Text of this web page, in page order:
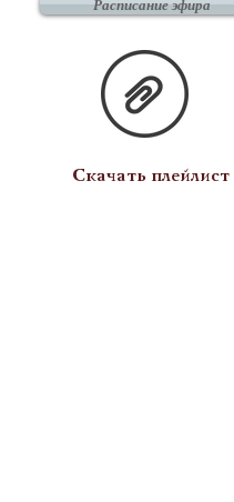
Расписание эфира
Скачать плейлист